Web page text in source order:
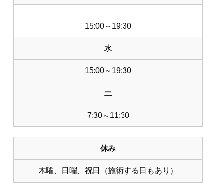
15:00～19:30
水
15:00～19:30
土
7:30～11:30
休み
木曜、日曜、祝日（施術する日もあり）